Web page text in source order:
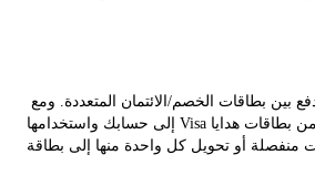
الخصم/الائتمان المتعددة. ومع
ذلك، يمكنك إضافة العديد من بطاقات هدايا Visa إلى حسابك واستخدامها
أو تحويل كل واحدة منها إلى بطاقة